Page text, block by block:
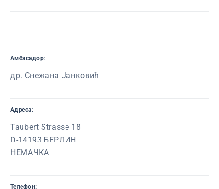
Амбасадор:
др. Снежана Јанковић
Адреса:
Taubert Strasse 18
D-14193 БЕРЛИН
НЕМАЧКА
Телефон: